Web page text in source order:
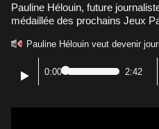
Pauline Hélouin, future
médaillée des prochains Jeux
Pauline Hélouin veut devenir
0:00 2:42